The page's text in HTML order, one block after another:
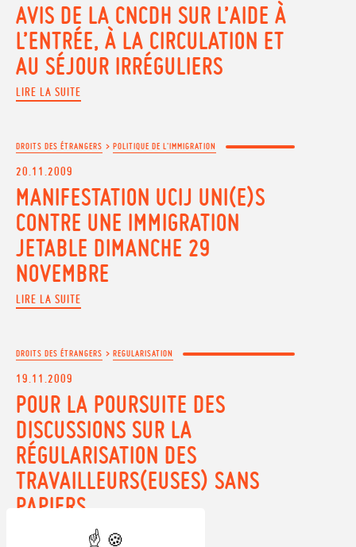
AVIS DE LA CNCDH SUR L’AIDE À
L’ENTRÉE, À LA CIRCULATION ET
AU SÉJOUR IRRÉGULIERS
LIRE LA SUITE
DROITS DES ÉTRANGERS > POLITIQUE DE L'IMMIGRATION
20.11.2009
MANIFESTATION UCIJ UNI(E)S
CONTRE UNE IMMIGRATION
JETABLE DIMANCHE 29
NOVEMBRE
LIRE LA SUITE
DROITS DES ÉTRANGERS > REGULARISATION
19.11.2009
POUR LA POURSUITE DES
DISCUSSIONS SUR LA
RÉGULARISATION DES
TRAVAILLEURS(EUSES) SANS
PAPIERS